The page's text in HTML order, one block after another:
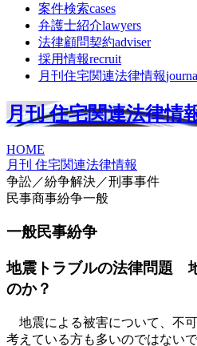
案件検索cases
弁護士紹介lawyers
法律顧問契約adviser
採用情報recruit
月刊住宅関連法律情報
月刊 住宅関連法律情
HOME
月刊 住宅関連法律情報
争訟／紛争解決／刑事事件
民事商事紛争一般
一般民事紛争
地震トラブルの法律問題
のか？
地震による被害について、不
考えている方も多いのではないで